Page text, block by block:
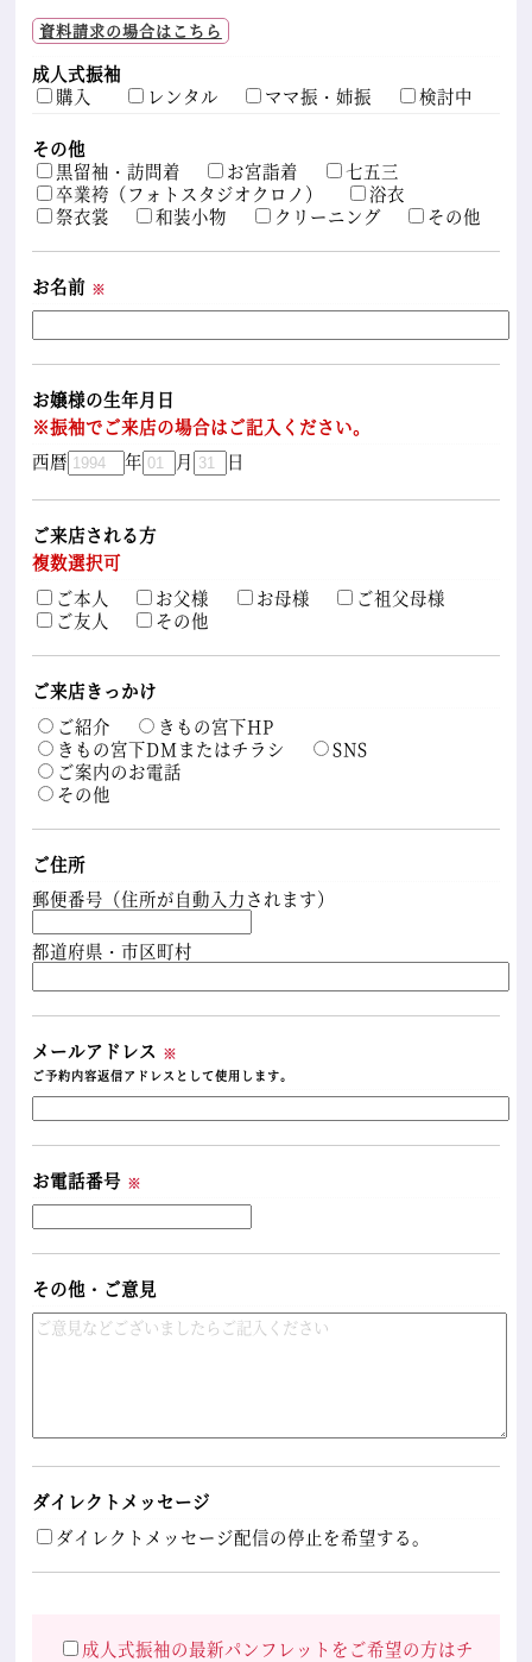
資料請求の場合はこちら
成人式振袖
購入
レンタル ママ振・姉振 検討中
その他
黒留袖・訪問着
お宮詣着
七五三
卒業袴（フォトスタジオクロノ）
浴衣
祭衣裳
和装小物 クリーニング その他
お名前 ※
お嬢様の生年月日
※振袖でご来店の場合はご記入ください。
西暦
年 月 日
ご来店される方
複数選択可
ご本人
お父様 お母様
ご祖父母様
ご友人
その他
ご来店きっかけ
ご紹介
きもの宮下HP
きもの宮下DMまたはチラシ
SNS
ご案内のお電話
その他
ご住所
郵便番号（住所が自動入力されます）
都道府県・市区町村
メールアドレス ※
ご予約内容返信アドレスとして使用します。
お電話番号 ※
その他・ご意見
ダイレクトメッセージ
ダイレクトメッセージ配信の停止を希望する。
成人式振袖の最新パンフレットをご希望の方はチ